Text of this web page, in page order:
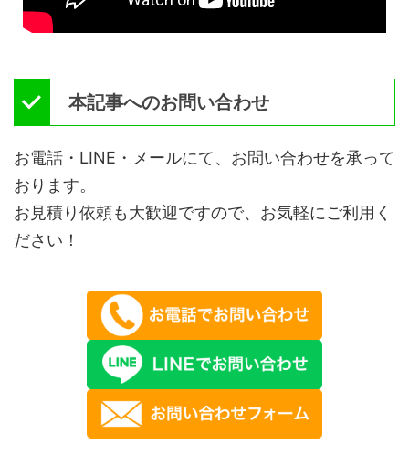
本記事へのお問い合わせ
お電話・LINE・メールにて、お問い合わせを承って
おります。
お見積り依頼も大歓迎ですので、お気軽にご利用く
ださい！